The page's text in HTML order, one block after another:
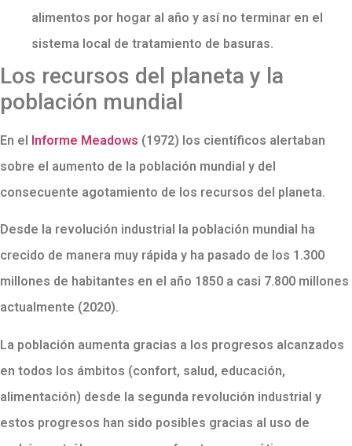
alimentos por hogar al año y así no terminar en el
sistema local de tratamiento de basuras.
Los recursos del planeta y la
población mundial
En el Informe Meadows (1972) los científicos alertaban
sobre el aumento de la población mundial y del
consecuente agotamiento de los recursos del planeta.
Desde la revolución industrial la población mundial ha
crecido de manera muy rápida y ha pasado de los 1.300
millones de habitantes en el año 1850 a casi 7.800 millones
actualmente (2020).
La población aumenta gracias a los progresos alcanzados
en todos los ámbitos (confort, salud, educación,
alimentación) desde la segunda revolución industrial y
estos progresos han sido posibles gracias al uso de